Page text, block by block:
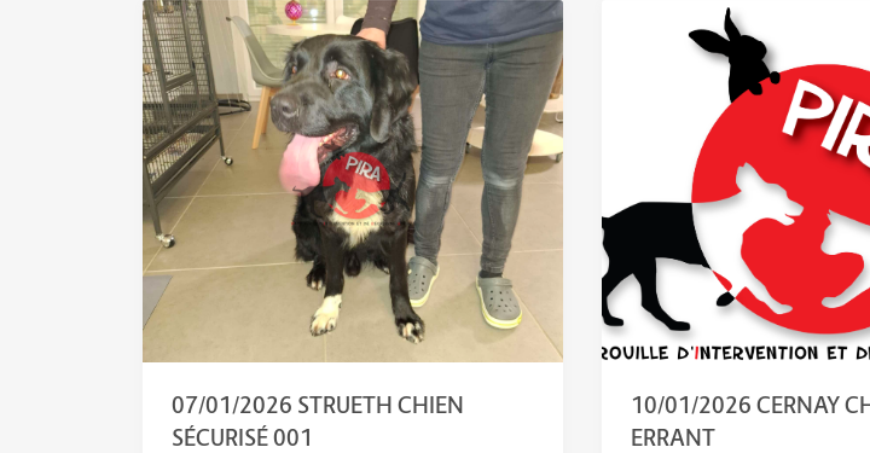
07/01/2026 STRUETH CHIEN
SÉCURISÉ 001
10/01/2026 CERNAY
ERRANT